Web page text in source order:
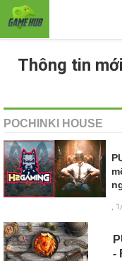
Thông tin
POCHINKI HOUSE
,
-